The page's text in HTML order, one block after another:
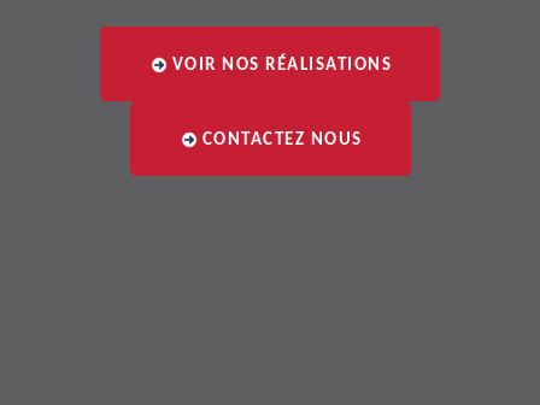
VOIR NOS RÉALISATIONS
CONTACTEZ NOUS